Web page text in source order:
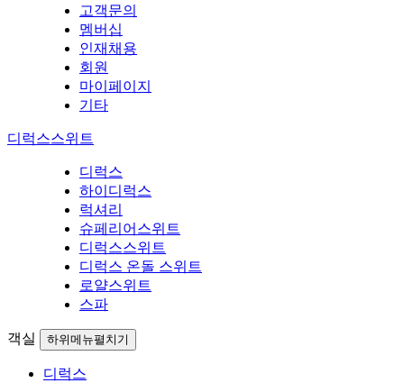
고객문의
멤버십
인재채용
회원
마이페이지
기타
디럭스스위트
디럭스
하이디럭스
럭셔리
슈페리어스위트
디럭스스위트
디럭스 온돌 스위트
로얄스위트
스파
객실 하위메뉴펼치기
디럭스